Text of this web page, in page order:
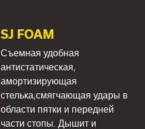
SJ FOAM
Съемная удобная
антистатическая,
амортизирующая
стелька,смягчающая удары в
области пятки и передней
части стопы. Дышит и